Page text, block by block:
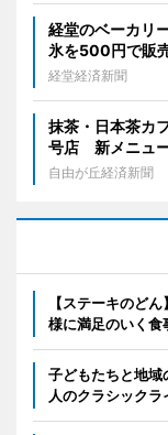
経堂のベーカリ
氷を500円で販
経堂経済新聞
抹茶・日本茶カ
号店 新メニュ
自由が丘経済新聞
【ステーキのど
様に満足のいく食
子どもたちと地
人のクラシック